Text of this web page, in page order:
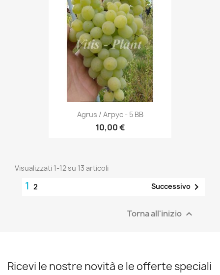
Agrus / Агрус - 5 BB
10,00 €
Visualizzati 1-12 su 13 articoli
1 2 Successivo 
Torna all'inizio 
Ricevi le nostre novità e le offerte speciali